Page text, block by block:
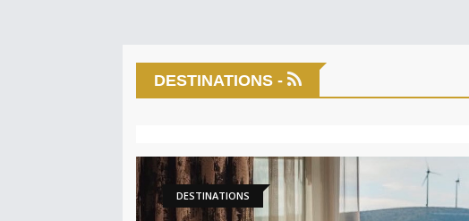
DESTINATIONS -
DESTINATIONS